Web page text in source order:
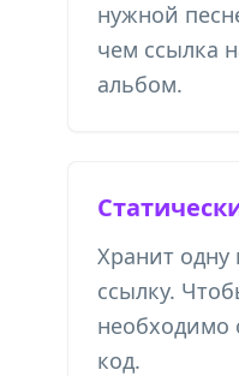
нужной
чем ссылка
альбом.
Хранит одну
ссылку.
необходимо
код.